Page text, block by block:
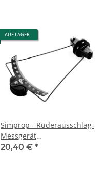
AUF LAGER
Simprop - Ruderausschlag-
Messgerät
Rudereinstelllehre Akku
20,40 € *